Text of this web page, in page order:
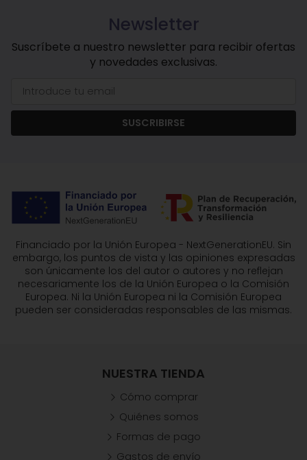
Newsletter
Suscríbete a nuestro newsletter para recibir ofertas
y novedades exclusivas.
SUSCRIBIRSE
Financiado por la Unión Europea - NextGenerationEU. Sin
embargo, los puntos de vista y las opiniones expresadas
son únicamente los del autor o autores y no reflejan
necesariamente los de la Unión Europea o la Comisión
Europea. Ni la Unión Europea ni la Comisión Europea
pueden ser consideradas responsables de las mismas.
NUESTRA TIENDA
Cómo comprar
Quiénes somos
Formas de pago
Gastos de envío